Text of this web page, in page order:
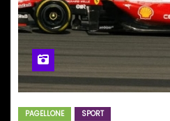
PAGELLONE SPORT